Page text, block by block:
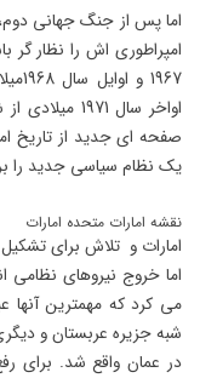
اما پس از جنگ جهانی
امپراطوری اش را نظار گر
اواخر سال
صفحه ای جدید از تاریخ
یک نظام سیاسی جدید را
نقشه امارات متحده امارات
امارات و تلاش برای
اما خروج نیروهای نظامی
می کرد که مهمترین آنها
شبه جزیره عربستان و
در عمان واقع شد. برای